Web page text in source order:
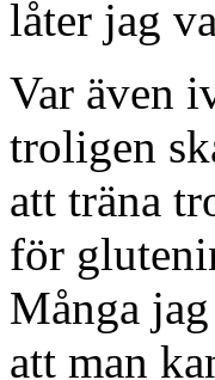
låter jag
Var även
troligen
att träna
för
Många
att man